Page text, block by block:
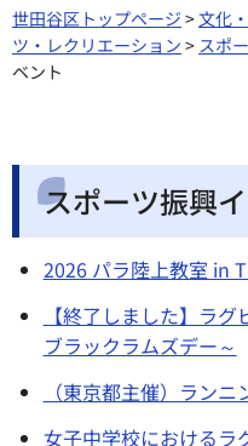
世田谷区トップページ >文化
ツ・レクリエーション > スポ
ベント
スポーツ振興
2026 パラ陸上教室 in
【終了しました】ラ
ブラックラムズデー～
（東京都主催）ラン
女子中学校におけるラ